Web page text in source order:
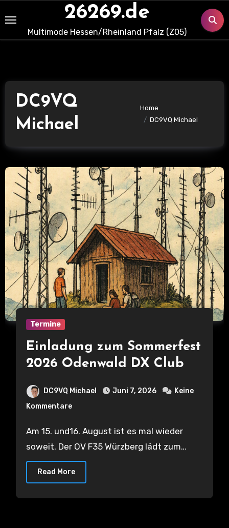
to
content
26269.de
Multimode Hessen/Rheinland Pfalz (Z05)
DC9VQ
Michael
Home
DC9VQ Michael
Termine
Einladung zum Sommerfest
2026 Odenwald DX Club
DC9VQ Michael Juni 7, 2026
Keine
Kommentare
Am 15. und16. August ist es mal wieder
soweit. Der OV F35 Würzberg lädt zum…
Read More